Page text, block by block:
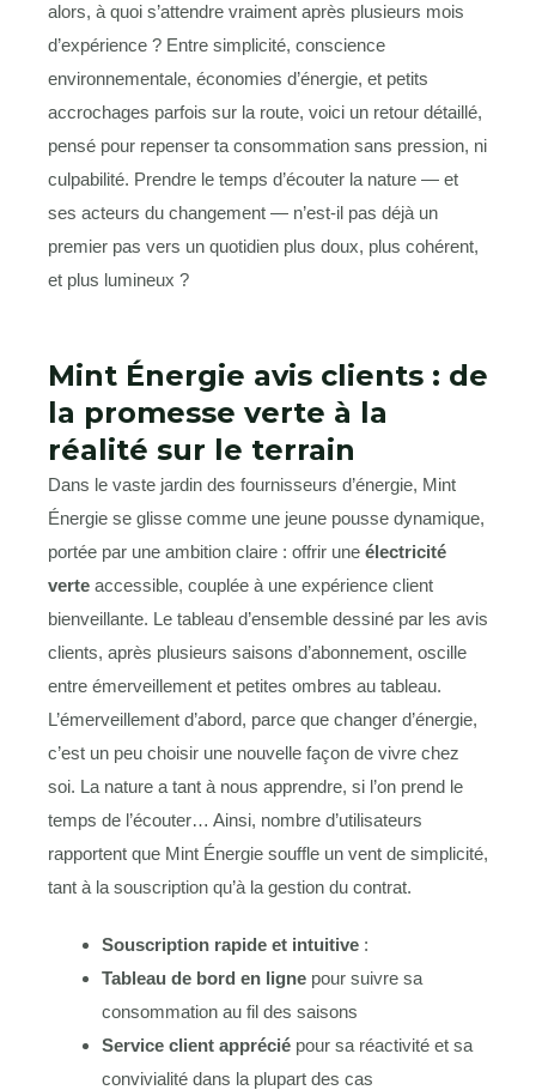
alors, à quoi s’attendre vraiment après plusieurs mois
d’expérience ? Entre simplicité, conscience
environnementale, économies d’énergie, et petits
accrochages parfois sur la route, voici un retour détaillé,
pensé pour repenser ta consommation sans pression, ni
culpabilité. Prendre le temps d’écouter la nature — et
ses acteurs du changement — n’est-il pas déjà un
premier pas vers un quotidien plus doux, plus cohérent,
et plus lumineux ?
Mint Énergie avis clients : de
la promesse verte à la
réalité sur le terrain
Dans le vaste jardin des fournisseurs d’énergie, Mint
Énergie se glisse comme une jeune pousse dynamique,
portée par une ambition claire : offrir une électricité
verte accessible, couplée à une expérience client
bienveillante. Le tableau d’ensemble dessiné par les avis
clients, après plusieurs saisons d’abonnement, oscille
entre émerveillement et petites ombres au tableau.
L’émerveillement d’abord, parce que changer d’énergie,
c’est un peu choisir une nouvelle façon de vivre chez
soi. La nature a tant à nous apprendre, si l’on prend le
temps de l’écouter… Ainsi, nombre d’utilisateurs
rapportent que Mint Énergie souffle un vent de simplicité,
tant à la souscription qu’à la gestion du contrat.
Souscription rapide et intuitive :
Tableau de bord en ligne pour suivre sa
consommation au fil des saisons
Service client apprécié pour sa réactivité et sa
convivialité dans la plupart des cas